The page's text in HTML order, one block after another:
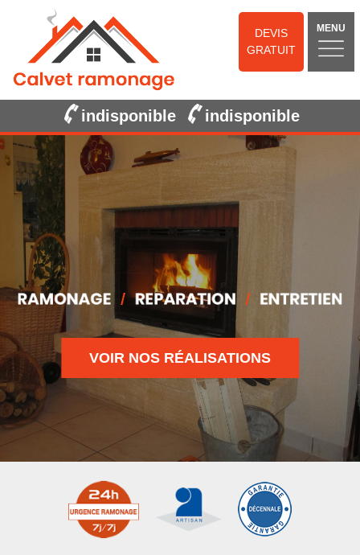
DEVIS
GRATUIT
MENU
indisponible indisponible
VOIR NOS RÉALISATIONS